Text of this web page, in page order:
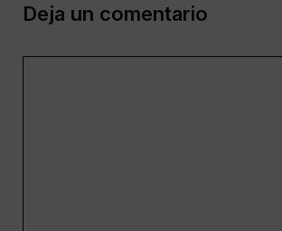
Deja un comentario